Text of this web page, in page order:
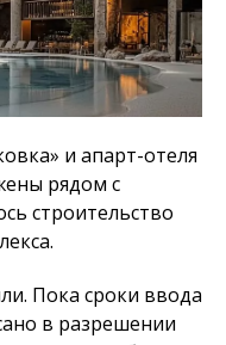
и апарт-отеля
рядом с
строительство
Пока сроки ввода
в разрешении